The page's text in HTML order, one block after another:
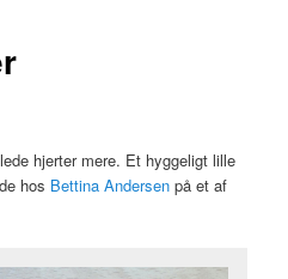
hjerter mere. Et hyggeligt lille
hos Bettina Andersen på et af